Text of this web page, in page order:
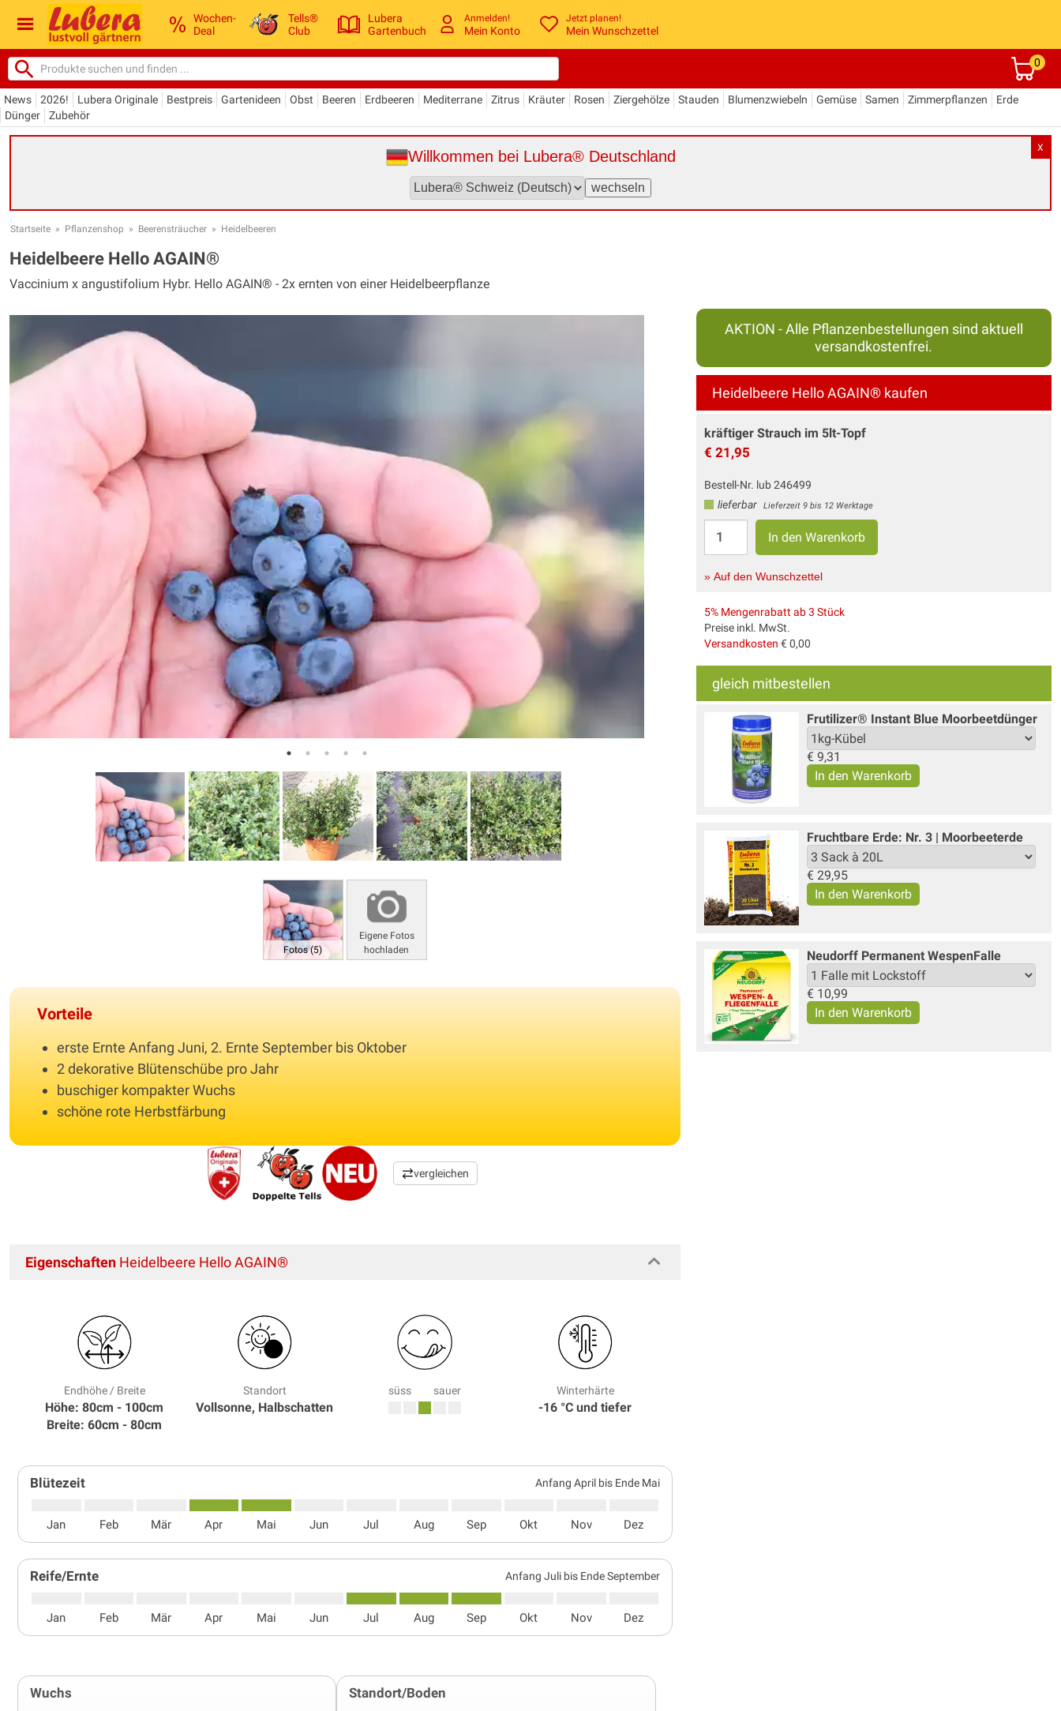
Wochen-
Deal
Tells®
Club
Lubera
Gartenbuch
Anmelden!
Mein Konto
Jetzt planen!
Mein Wunschzettel
0
News 2026! Lubera Originale Bestpreis Gartenideen Obst Beeren Erdbeeren Mediterrane Zitrus Kräuter Rosen Ziergehölze Stauden Blumenzwiebeln Gemüse Samen Zimmerpflanzen
Erde
Dünger
Zubehör
X
Willkommen bei Lubera® Deutschland
Startseite » Pflanzenshop » Beerensträucher » Heidelbeeren
Heidelbeere Hello AGAIN®
Vaccinium x angustifolium Hybr. Hello AGAIN® - 2x ernten von einer Heidelbeerpflanze
Fotos (5)
Eigene Fotos
hochladen
Vorteile
erste Ernte Anfang Juni, 2. Ernte September bis Oktober
2 dekorative Blütenschübe pro Jahr
buschiger kompakter Wuchs
schöne rote Herbstfärbung
vergleichen
AKTION - Alle Pflanzenbestellungen sind aktuell
versandkostenfrei.
Heidelbeere Hello AGAIN® kaufen
kräftiger Strauch im 5lt-Topf
€ 21,95
Bestell-Nr. lub 246499
lieferbar
Lieferzeit 9 bis 12 Werktage
» Auf den Wunschzettel
5% Mengenrabatt ab 3 Stück
Preise inkl. MwSt.
Versandkosten € 0,00
gleich mitbestellen
Frutilizer® Instant Blue Moorbeetdünger
€ 9,31
Fruchtbare Erde: Nr. 3 | Moorbeeterde
€ 29,95
Neudorff Permanent WespenFalle
€ 10,99
Eigenschaften Heidelbeere Hello AGAIN®
Endhöhe / Breite
Höhe: 80cm - 100cm
Breite: 60cm - 80cm
Standort
Vollsonne, Halbschatten
süss sauer Winterhärte
-16 °C und tiefer
Blütezeit Anfang April bis Ende Mai
Jan Feb Mär Apr Mai Jun Jul Aug Sep Okt Nov Dez
Reife/Ernte Anfang Juli bis Ende September
Jan Feb Mär Apr Mai Jun Jul Aug Sep Okt Nov Dez
Wuchs Standort/Boden